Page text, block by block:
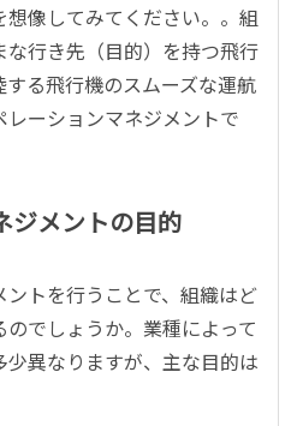
像してみてください。。組
行き先（目的）を持つ飛行
る飛行機のスムーズな運航
ーションマネジメントで
ジメントの目的
トを行うことで、組織はど
でしょうか。業種によって
異なりますが、主な目的は